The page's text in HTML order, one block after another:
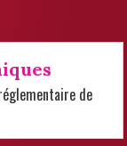
de